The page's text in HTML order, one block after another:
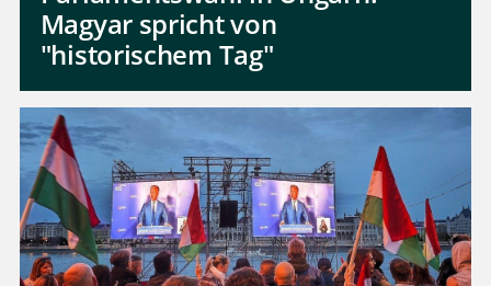
Magyar spricht von
"historischem Tag"